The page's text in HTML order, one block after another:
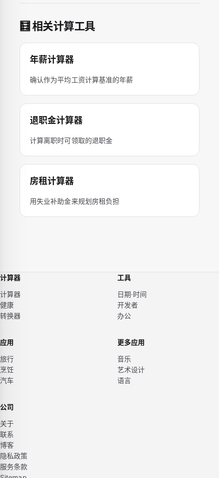
🧮 相关计算工具
年薪计算器
确认作为平均工资计算基准的年薪
退职金计算器
计算离职时可领取的退职金
房租计算器
用失业补助金来规划房租负担
计算器
计算器
健康
转换器
工具
日期·时间
开发者
办公
应用
旅行
烹饪
汽车
更多应用
音乐
艺术设计
语言
公司
关于
联系
博客
隐私政策
服务条款